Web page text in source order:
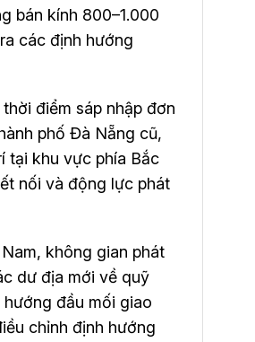
bán kính 800–1.000
các định hướng
điểm sáp nhập đơn
phố Đà Nẵng cũ,
tại khu vực phía Bắc
nối và động lực phát
không gian phát
dư địa mới về quỹ
đầu mối giao
chỉnh định hướng